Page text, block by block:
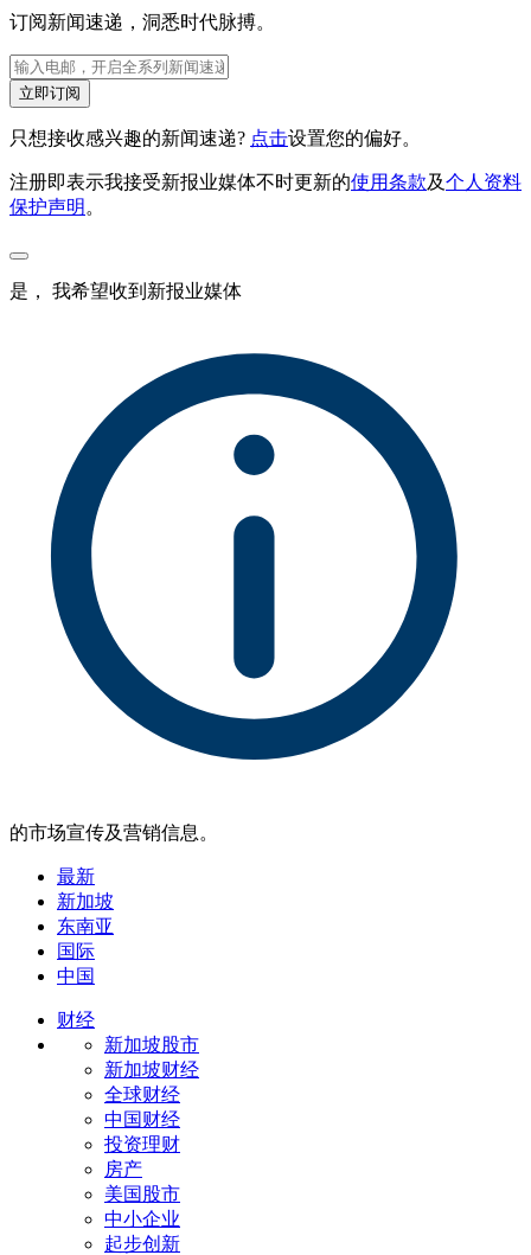
订阅新闻速递，洞悉时代脉搏。
立即订阅
只想接收感兴趣的新闻速递? 点击设置您的偏好。
注册即表示我接受新报业媒体不时更新的使用条款及个人资料
保护声明 。
是， 我希望收到新报业媒体
的市场宣传及营销信息。
最新
新加坡
东南亚
国际
中国
财经
新加坡股市
新加坡财经
全球财经
中国财经
投资理财
房产
美国股市
中小企业
起步创新